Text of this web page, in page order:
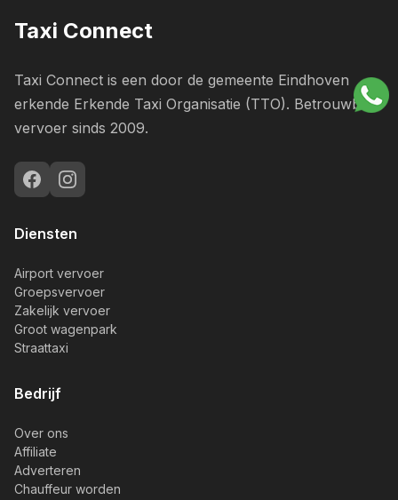
Taxi Connect
Taxi Connect is een door de gemeente Eindhoven
erkende Erkende Taxi Organisatie (TTO). Betrouwbaar
vervoer sinds 2009.
Diensten
Airport vervoer
Groepsvervoer
Zakelijk vervoer
Groot wagenpark
Straattaxi
Bedrijf
Over ons
Affiliate
Adverteren
Chauffeur worden